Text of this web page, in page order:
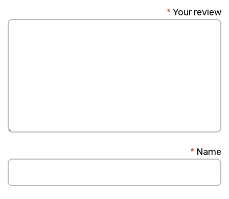
Your review
*
Name
*